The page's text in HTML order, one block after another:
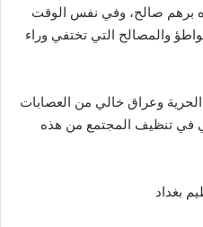
برهم صالح، وفي نفس الوقت
والمصالح التي تختفي وراء
وعراق خالي من العصابات
في تنظيف المجتمع من هذه
بغداد